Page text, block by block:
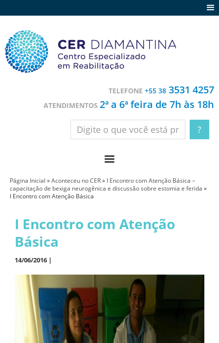
Contato
TELEFONE +55 38 3531 4257
ATENDIMENTOS 2ª a 6ª feira de 7h às 18h
Página Inicial »Aconteceu no CER» I Encontro com Atenção Básica –
capacitação de bexiga neurogênica e discussão sobre estomia e ferida »
I Encontro com Atenção Básica
I Encontro com Atenção
Básica
14/06/2016 |